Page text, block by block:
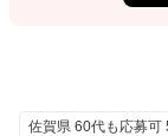
佐賀県 60代も応募可